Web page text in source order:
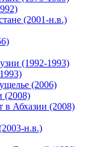
(2001-н.в.)
(1992-1993)
(2006)
(2008)
Абхазии (2008)
н.в.)